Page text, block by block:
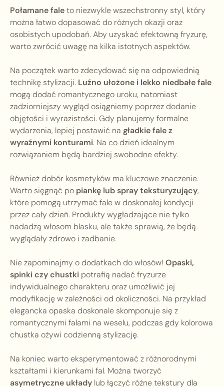
Połamane faleto niezwykle wszechstronny styl, który
można łatwo dopasować do różnych okazji oraz
osobistych upodobań. Aby uzyskać efektowną fryzurę,
warto zwrócić uwagę na kilka istotnych aspektów.
Na początek warto zdecydować się na odpowiednią
technikę stylizacji. Luźno ułożone i lekko niedbałe fale
mogą dodać romantycznego uroku, natomiast
zadziorniejszy wygląd osiągniemy poprzez dodanie
objętości i wyrazistości. Gdy planujemy formalne
wydarzenia, lepiej postawić na gładkie fale z
wyraźnymi konturami. Na co dzień idealnym
rozwiązaniem będą bardziej swobodne efekty.
Również dobór kosmetyków ma kluczowe znaczenie.
Warto sięgnąć po piankę lub spray teksturyzujący,
które pomogą utrzymać fale w doskonałej kondycji
przez cały dzień. Produkty wygładzające nie tylko
nadadzą włosom blasku, ale także sprawią, że będą
wyglądały zdrowo i zadbanie.
Nie zapominajmy o dodatkach do włosów! Opaski,
spinki czy chustki potrafią nadać fryzurze
indywidualnego charakteru oraz umożliwić jej
modyfikację w zależności od okoliczności. Na przykład
elegancka opaska doskonale skomponuje się z
romantycznymi falami na weselu, podczas gdy kolorowa
chustka ożywi codzienną stylizację.
Na koniec warto eksperymentować z różnorodnymi
kształtami i kierunkami fal. Można tworzyć
asymetryczne układy lub łączyć różne tekstury dla